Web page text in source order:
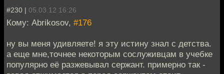
#230 | 05.03.12 16:26
Кому: Abrikosov, #176
ну вы меня удивляете! я эту истину знал с детства.
а еще мне,точнее некоторым сослуживцам в учебке
популярно её разжевывал сержант. примерно так -